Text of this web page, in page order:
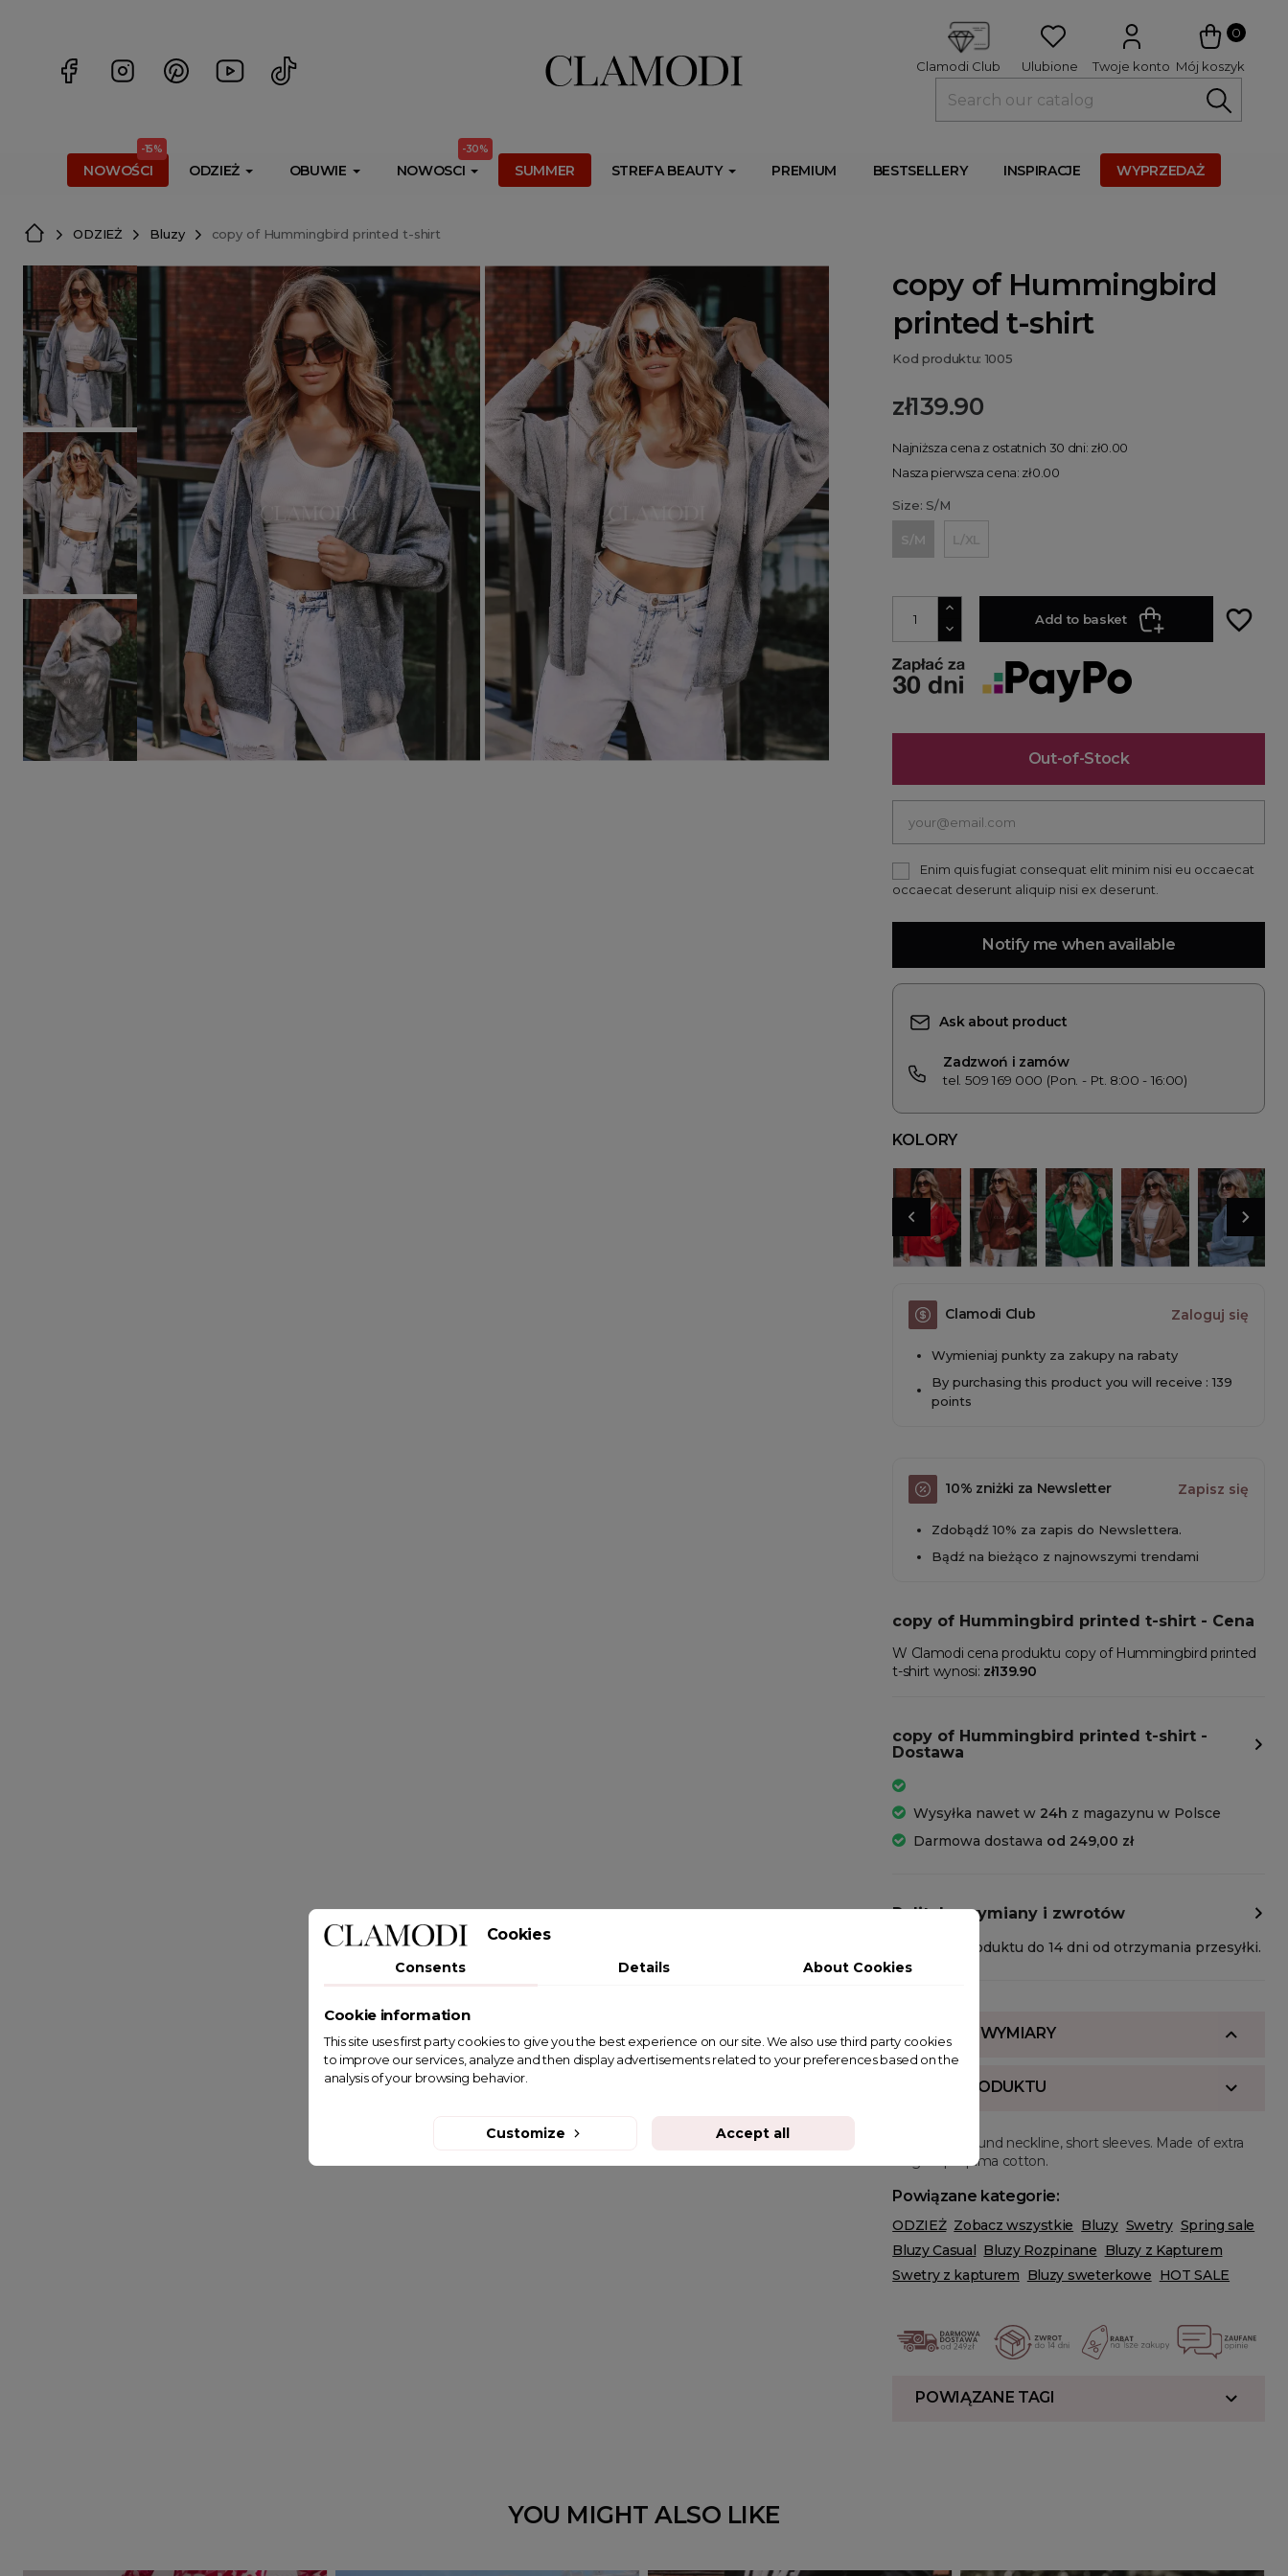
0
Mój koszyk
Twoje konto
Ulubione
Clamodi Club
NOWOŚCI
-15%
ODZIEŻ OBUWIE NOWOSCI
-30%
SUMMER STREFA BEAUTY PREMIUM BESTSELLERY INSPIRACJE WYPRZEDAŻ
ODZIEŻ Bluzy copy of Hummingbird printed t-shirt
copy of Hummingbird
printed t-shirt
Kod produktu: 1005
zł139.90
Najniższa cena z ostatnich 30 dni: zł0.00
Nasza pierwsza cena: zł0.00
Size: S/M
S/M L/XL
Add to basket favorite_border
Out-of-Stock
Enim quis fugiat consequat elit minim nisi eu occaecat
occaecat deserunt aliquip nisi ex deserunt.
Notify me when available
Ask about product
Zadzwoń i zamów
tel. 509 169 000 (Pon. - Pt. 8:00 - 16:00)
KOLORY
Clamodi Club Zaloguj się
Wymieniaj punkty za zakupy na rabaty
By purchasing this product you will receive : 139
points
10% zniżki za Newsletter Zapisz się
Zdobądź 10% za zapis do Newslettera.
Bądź na bieżąco z najnowszymi trendami
copy of Hummingbird printed t-shirt - Cena
W Clamodi cena produktu copy of Hummingbird printed
t-shirt wynosi: zł139.90
copy of Hummingbird printed t-shirt -
Dostawa
Wysyłka nawet w 24h z magazynu w Polsce
Darmowa dostawa od 249,00 zł
Polityka wymiany i zwrotów
Zwrot produktu do 14 dni od otrzymania przesyłki.
SKŁAD I WYMIARY
OPIS PRODUKTU
Regular fit, round neckline, short sleeves. Made of extra
long staple pima cotton.
Powiązane kategorie:
ODZIEŻ Zobacz wszystkie Bluzy Swetry Spring sale
Bluzy Casual Bluzy Rozpinane Bluzy z Kapturem
Swetry z kapturem Bluzy sweterkowe HOT SALE
POWIĄZANE TAGI
YOU MIGHT ALSO LIKE
Cookies
Consents Details About Cookies
Cookie information
This site uses first party cookies to give you the best experience on our site. We also use third party cookies
to improve our services, analyze and then display advertisements related to your preferences based on the
analysis of your browsing behavior.
Customize Accept all